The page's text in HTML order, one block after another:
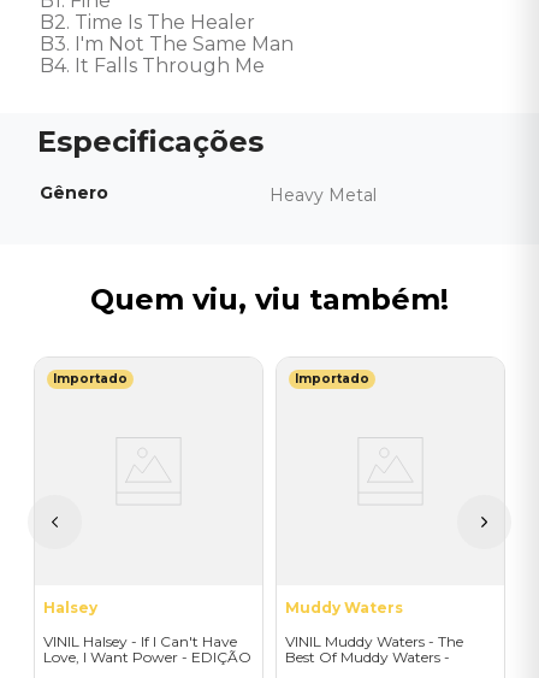
B2. Time Is The Healer
B3. I'm Not The Same Man
B4. It Falls Through Me
Gênero Heavy Metal
Quem viu, viu também!
Importado
Halsey
VINIL Halsey - If I Can't Have
Love, I Want Power - EDIÇÃO
Importado
Muddy Waters
VINIL Muddy Waters - The
Best Of Muddy Waters -